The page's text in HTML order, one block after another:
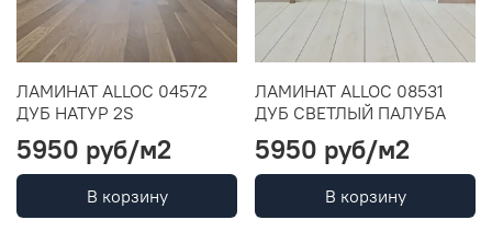
ЛАМИНАТ ALLOC 04572
ДУБ НАТУР 2S
5950 руб/м2
В корзину
ЛАМИНАТ ALLOC 08531
ДУБ СВЕТЛЫЙ ПАЛУБА
5950 руб/м2
В корзину